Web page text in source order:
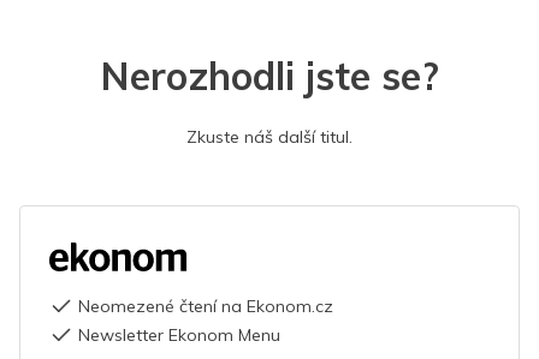
Nerozhodli jste se?
Zkuste náš další titul.
Neomezené čtení na Ekonom.cz
Newsletter Ekonom Menu